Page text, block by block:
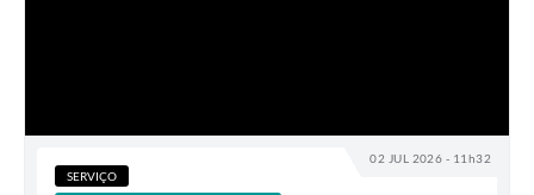
02 JUL 2026 - 11h32
SERVIÇO